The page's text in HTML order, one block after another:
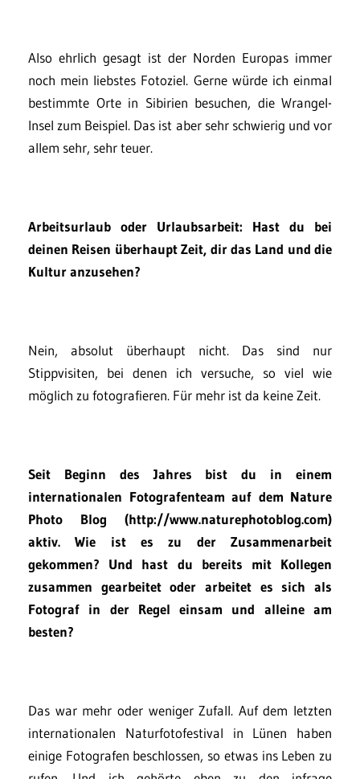
Also ehrlich gesagt ist der Norden Europas immer
noch mein liebstes Fotoziel. Gerne würde ich einmal
bestimmte Orte in Sibirien besuchen, die Wrangel-
Insel zum Beispiel. Das ist aber sehr schwierig und vor
allem sehr, sehr teuer.
Arbeitsurlaub oder Urlaubsarbeit: Hast du bei
deinen Reisen überhaupt Zeit, dir das Land und die
Kultur anzusehen?
Nein, absolut überhaupt nicht. Das sind nur
Stippvisiten, bei denen ich versuche, so viel wie
möglich zu fotografieren. Für mehr ist da keine Zeit.
Seit Beginn des Jahres bist du in einem
internationalen Fotografenteam auf dem Nature
Photo Blog (http://www.naturephotoblog.com)
aktiv. Wie ist es zu der Zusammenarbeit
gekommen? Und hast du bereits mit Kollegen
zusammen gearbeitet oder arbeitet es sich als
Fotograf in der Regel einsam und alleine am
besten?
Das war mehr oder weniger Zufall. Auf dem letzten
internationalen Naturfotofestival in Lünen haben
einige Fotografen beschlossen, so etwas ins Leben zu